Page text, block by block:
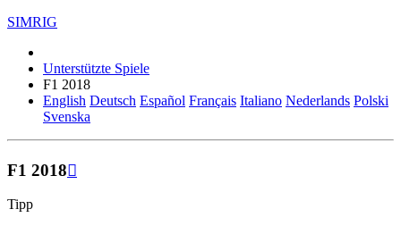
SIMRIG
Unterstützte Spiele
F1 2018
English Deutsch Español Français Italiano Nederlands Polski
Svenska
F1 2018
Tipp